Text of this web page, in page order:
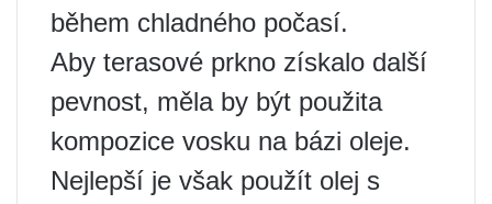
během chladného počasí.
Aby terasové prkno získalo další
pevnost, měla by být použita
kompozice vosku na bázi oleje.
Nejlepší je však použít olej s